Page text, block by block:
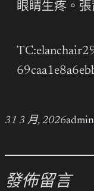
眼睛生疼。張
31 3 月, 2026admin
發佈留言